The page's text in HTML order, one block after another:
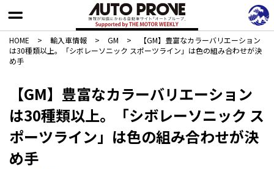
HOME > 輸入車情報 > GM >
【GM】豊富なカラーバリエーション
は30種類以上。「シボレーソニック スポーツライン」は色の組み合わせが決
め手
【GM】豊富なカラーバリエーション
は30種類以上。「シボレーソニック ス
ポーツライン」は色の組み合わせが決
め手